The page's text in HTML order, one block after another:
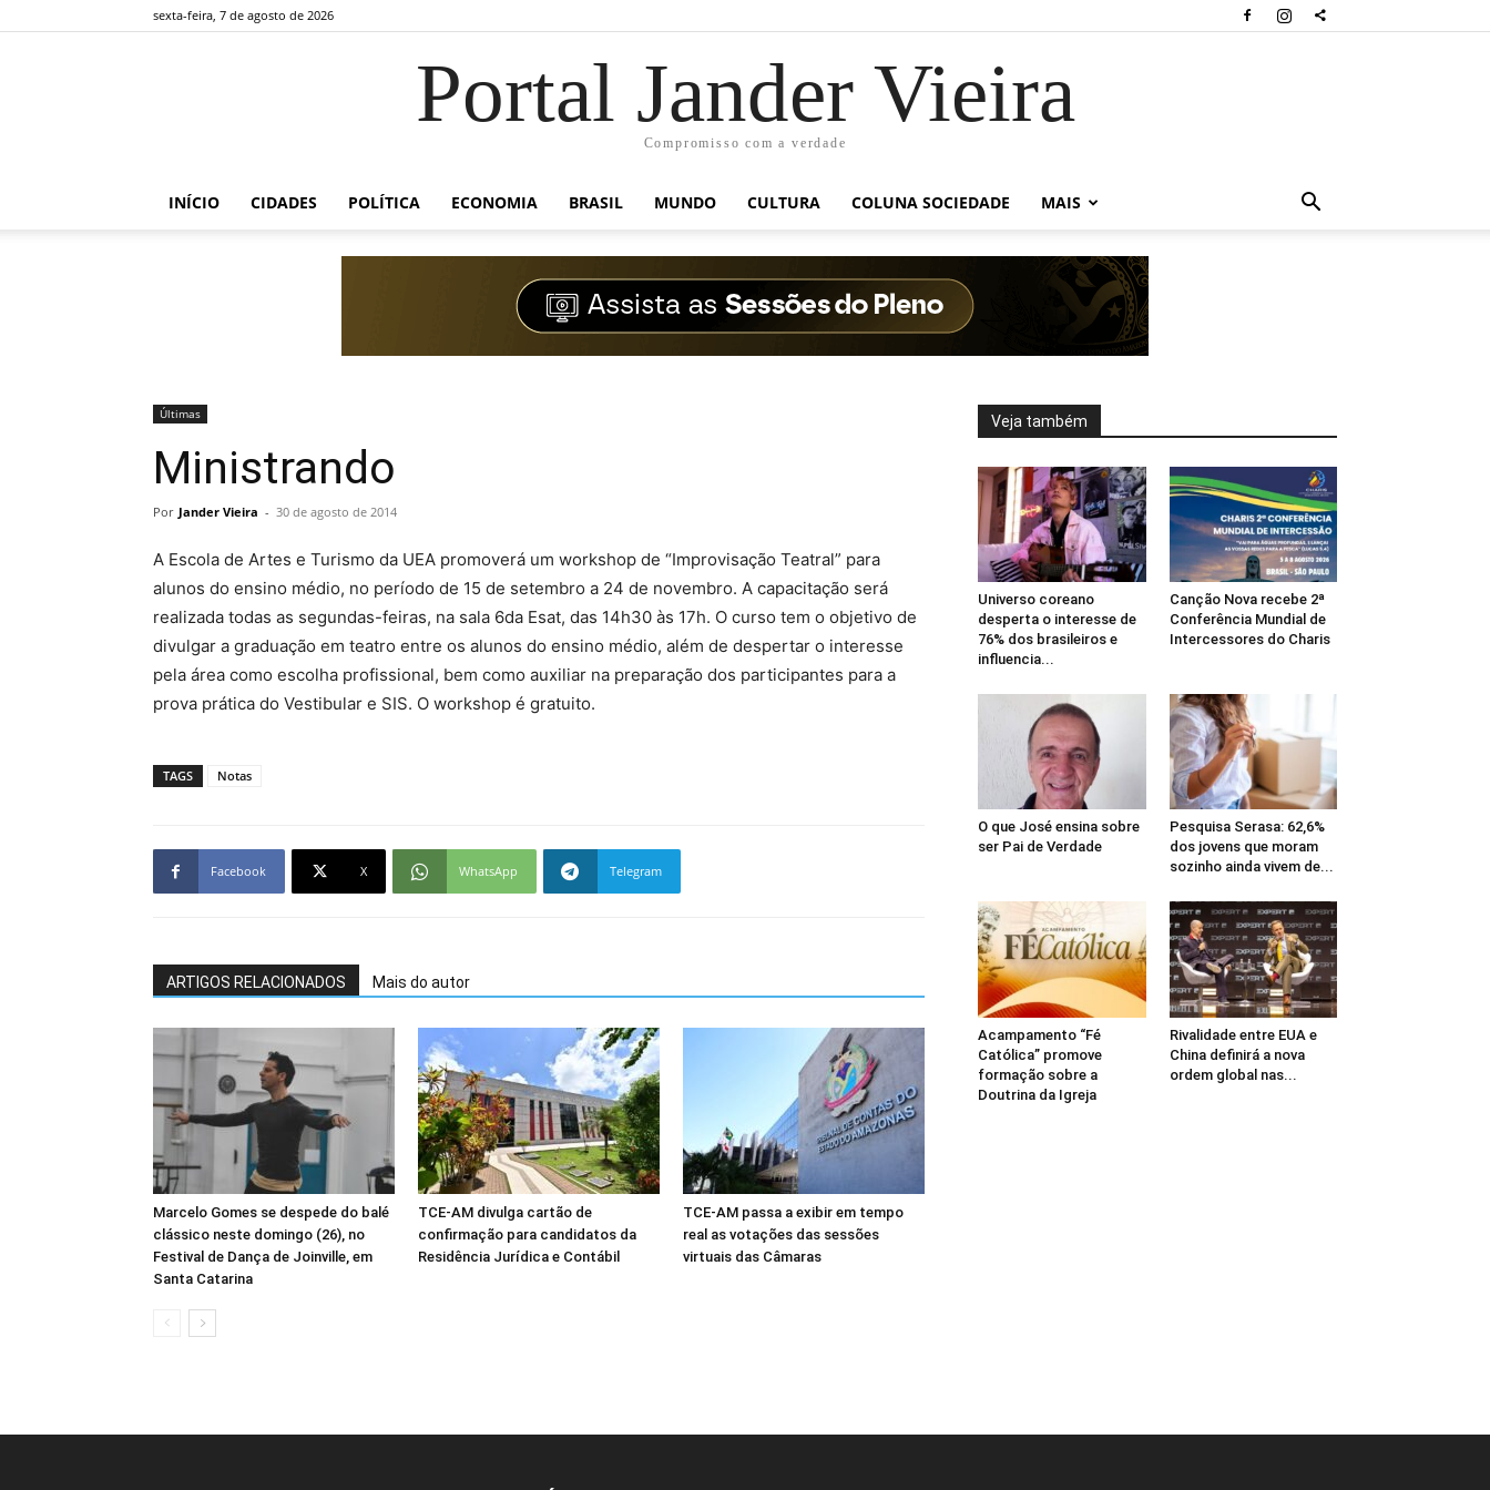
sexta-feira, 7 de agosto de 2026
Portal Jander Vieira
Compromisso com a verdade
INÍCIO CIDADES POLÍTICA ECONOMIA BRASIL MUNDO CULTURA COLUNA SOCIEDADE MAIS
Últimas
Ministrando
Por Jander Vieira - 30 de agosto de 2014
A Escola de Artes e Turismo da UEA promoverá um workshop de “Improvisação Teatral” para
alunos do ensino médio, no período de 15 de setembro a 24 de novembro. A capacitação será
realizada todas as segundas-feiras, na sala 6da Esat, das 14h30 às 17h. O curso tem o objetivo de
divulgar a graduação em teatro entre os alunos do ensino médio, além de despertar o interesse
pela área como escolha profissional, bem como auxiliar na preparação dos participantes para a
prova prática do Vestibular e SIS. O workshop é gratuito.
TAGS Notas
Facebook X WhatsApp Telegram
ARTIGOS RELACIONADOS Mais do autor
Marcelo Gomes se despede do balé
clássico neste domingo (26), no
Festival de Dança de Joinville, em
Santa Catarina
TCE-AM divulga cartão de
confirmação para candidatos da
Residência Jurídica e Contábil
TCE-AM passa a exibir em tempo
real as votações das sessões
virtuais das Câmaras
Veja também
Universo coreano
desperta o interesse de
76% dos brasileiros e
influencia...
Canção Nova recebe 2ª
Conferência Mundial de
Intercessores do Charis
O que José ensina sobre
ser Pai de Verdade
Pesquisa Serasa: 62,6%
dos jovens que moram
sozinho ainda vivem de...
Acampamento “Fé
Católica” promove
formação sobre a
Doutrina da Igreja
Rivalidade entre EUA e
China definirá a nova
ordem global nas...